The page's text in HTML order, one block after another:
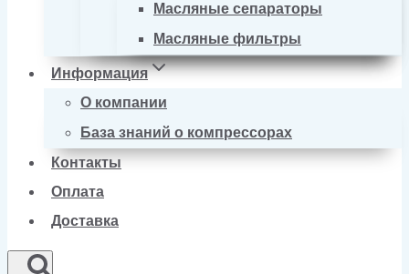
Масляные сепараторы
Масляные фильтры
Информация
О компании
База знаний о компрессорах
Контакты
Оплата
Доставка